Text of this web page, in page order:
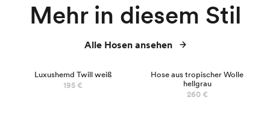
Mehr in diesem Stil
Alle Hosen ansehen
Luxushemd Twill weiß
195 €
Hose aus tropischer Wolle
hellgrau
260 €